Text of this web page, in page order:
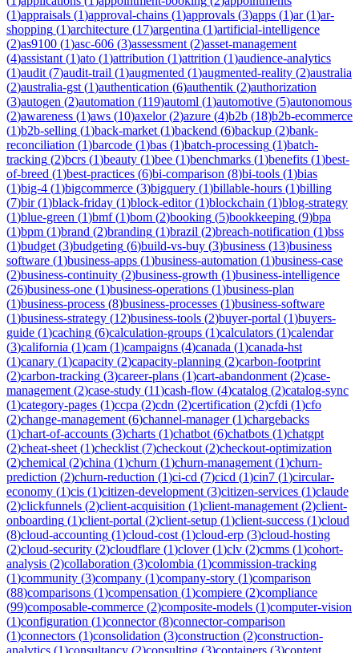
(1)appraisals (1)approval-chains (1)approvals (3)apps (1)ar(1)ar-
shopping (1)architecture (17)argentina (1)artificial-intelligence
(2)as9100 (1)asc-606 (3)assessment (2)asset-management
(4)assistant (1)ato (1)attribution (1)attrition (1)audience-analytics
(1)audit (7)audit-trail (1)augmented (1)augmented-reality (2)australia
(2)australia-gst (1)authentication (6)authentik (2)authorization
(3)autogen (2)automation (119)automl (1)automotive (5)autonomous
(2)awareness (1)aws (10)axelor(2)azure (4)b2b (18)b2b-ecommerce
(1)b2b-selling (1)back-market (1)backend (6)backup (2)bank-
reconciliation (1)barcode (1)bas (1)batch-processing (1)batch-
tracking (2)bcrs (1)beauty (1)bee (1)benchmarks (1)benefits (1)best-
of-breed (1)best-practices (6)bi-comparison (8)bi-tools (1)bias
(1)big-4 (1)bigcommerce (3)bigquery (1)billable-hours (1)billing
(7)bir(1)black-friday (1)block-editor(1)blockchain (1)blog-strategy
(1)blue-green (1)bmf(1)bom (2)booking (5)bookkeeping (9)bpa
(1)bpm (1)brand (2)branding (1)brazil (2)breach-notification (1)bss
(1)budget (3)budgeting (6)build-vs-buy (3)business (13)business
software (1)business-apps (1)business-automation (1)business-case
(2)business-continuity (2)business-growth (1)business-intelligence
(26)business-one (1)business-operations (1)business-plan
(1)business-process (8)business-processes (1)business-software
(1)business-strategy (12)business-tools (2)buyer-portal (1)buyers-
guide (1)caching (6)calculation-groups (1)calculators (1)calendar
(3)california (1)cam (1)campaigns (4)canada (1)canada-hst
(1)canary (1)capacity (2)capacity-planning (2)carbon-footprint
(2)carbon-tracking (3)career-plans (1)cart-abandonment (2)case-
management (2)case-study (11)cash-flow (4)catalog (2)catalog-sync
(1)category-pages (1)ccpa (2)cdn (2)certification (2)cfdi (1)cfo
(2)change-management (6)channel-manager(1)chargebacks
(1)chart-of-accounts (3)charts (1)chatbot (6)chatbots (1)chatgpt
(2)cheat-sheet (1)checklist (7)checkout (2)checkout-optimization
(2)chemical (2)china (1)churn (1)churn-management (1)churn-
prediction (2)churn-reduction (1)ci-cd (7)cicd (1)cin7 (1)circular-
economy (1)cis (1)citizen-development (3)citizen-services (1)claude
(2)clickfunnels (2)client-acquisition (1)client-management (2)client-
onboarding (1)client-portal (2)client-setup (1)client-success (1)cloud
(8)cloud-accounting (1)cloud-cost (1)cloud-erp (3)cloud-hosting
(2)cloud-security (2)cloudflare (1)clover(1)clv (2)cmms (1)cohort-
analysis (2)collaboration (3)colombia (1)commission-tracking
(1)community (3)company (1)company-story (1)comparison
(88)comparisons (1)compensation (1)compiere (2)compliance
(99)composable-commerce (2)composite-models (1)computer-vision
(1)configuration (1)connector(8)connector-comparison
(1)connectors (1)consolidation (3)construction (2)construction-
analytics (1)consultancy (2)consulting (3)containers (3)content